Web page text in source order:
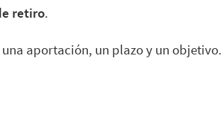
retiro.
aportación, un plazo y un